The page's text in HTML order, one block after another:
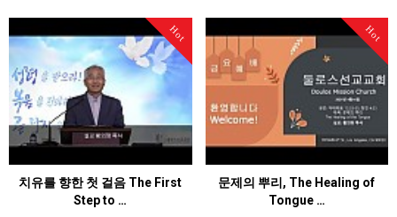
Hot
치유를 향한 첫 걸음 The First
Step to …
Hot
문제의 뿌리, The Healing of
Tongue …